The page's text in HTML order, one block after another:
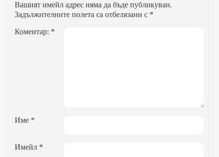
Вашият имейл адрес няма да бъде публикуван.
Задължителните полета са отбелязани с *
Коментар: *
Име *
Имейл *